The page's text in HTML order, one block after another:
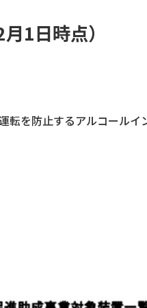
1日時点）
を防止するアルコール